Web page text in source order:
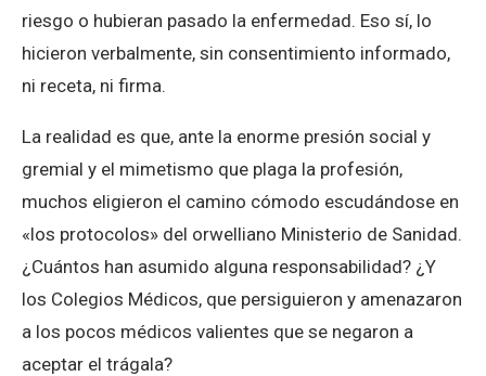
riesgo o hubieran pasado la enfermedad. Eso sí, lo
hicieron verbalmente, sin consentimiento informado,
ni receta, ni firma.
La realidad es que, ante la enorme presión social y
gremial y el mimetismo que plaga la profesión,
muchos eligieron el camino cómodo escudándose en
«los protocolos» del orwelliano Ministerio de Sanidad.
¿Cuántos han asumido alguna responsabilidad? ¿Y
los Colegios Médicos, que persiguieron y amenazaron
a los pocos médicos valientes que se negaron a
aceptar el trágala?